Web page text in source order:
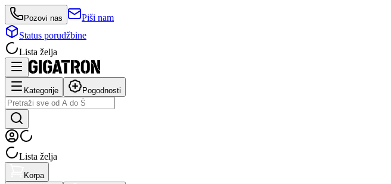
Pozovi nas
Piši nam
Status porudžbine
Lista želja
Kategorije Pogodnosti
Lista želja
Korpa